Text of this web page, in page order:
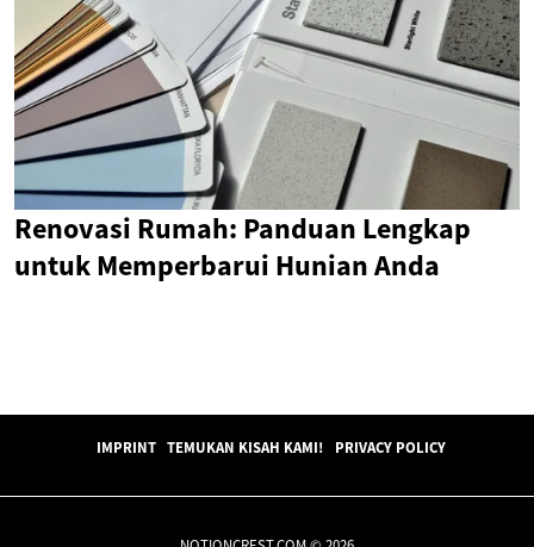
Renovasi Rumah: Panduan Lengkap
untuk Memperbarui Hunian Anda
IMPRINT TEMUKAN KISAH KAMI! PRIVACY POLICY